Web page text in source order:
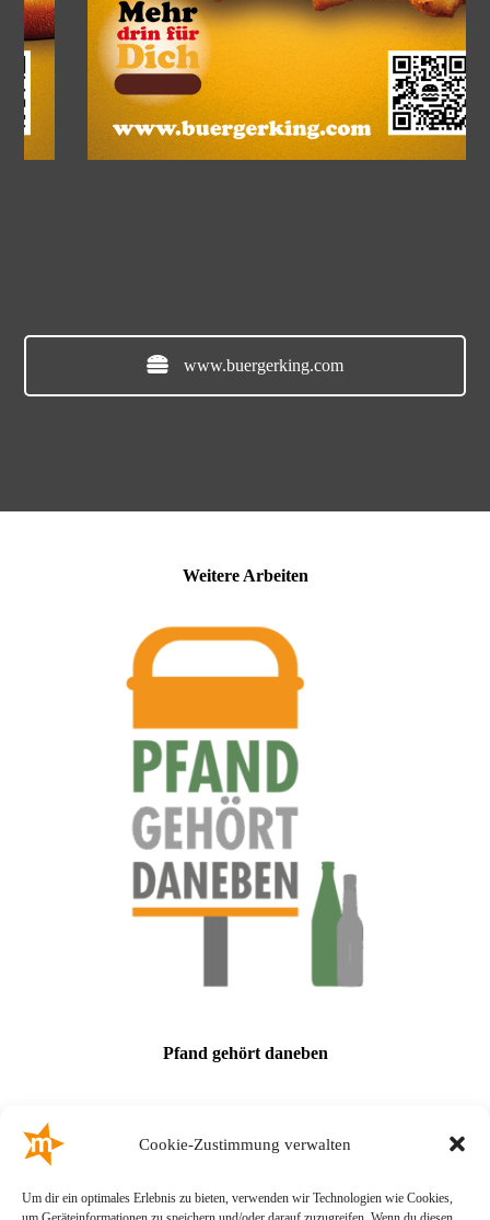
Cookie-Zustimmung verwalten
Um dir ein optimales Erlebnis zu bieten, verwenden wir Technologien wie Cookies,
www.buergerking.com
Weitere Arbeiten
Pfand gehört daneben